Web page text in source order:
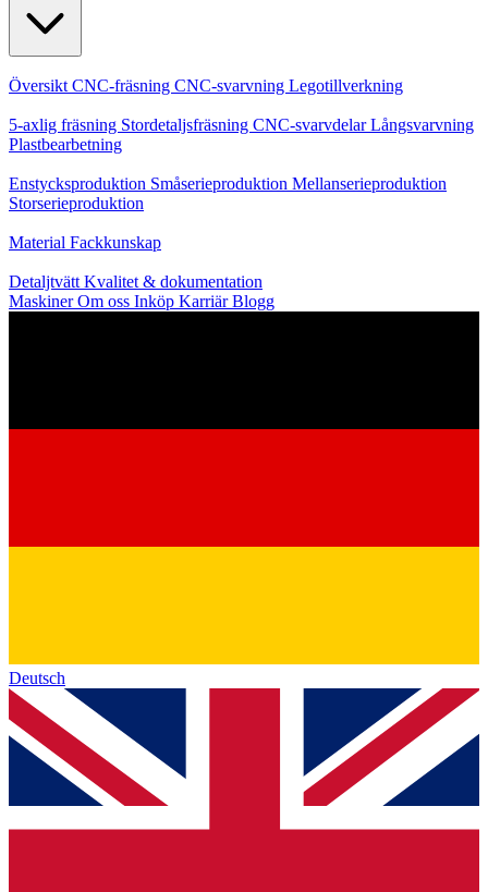
Översikt CNC-fräsning CNC-svarvning Legotillverkning
5-axlig fräsning Stordetaljsfräsning CNC-svarvdelarLångsvarvning
Plastbearbetning
Enstycksproduktion Småserieproduktion Mellanserieproduktion
Storserieproduktion
Material Fackkunskap
Detaljtvätt Kvalitet & dokumentation
MaskinerOm oss Inköp KarriärBlogg
Deutsch